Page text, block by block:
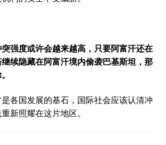
强度或许会越来越高，只要阿富汗还在
续隐藏在阿富汗境内偷袭巴基斯坦，那
各国发展的基石，国际社会应该认清冲
新照耀在这片地区。